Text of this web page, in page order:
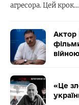
агресора. Цей крок…
Актор
«Це